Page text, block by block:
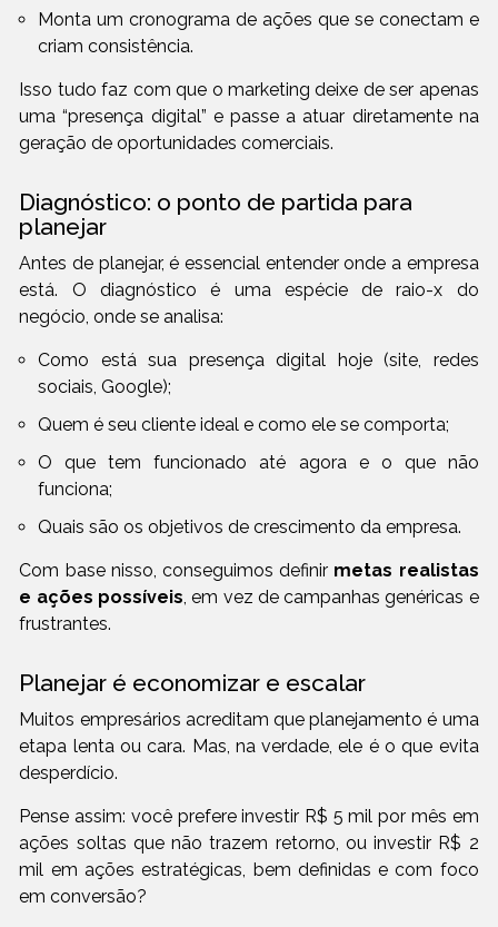
Monta um cronograma de ações que se conectam e
criam consistência.
Isso tudo faz com que o marketing deixe de ser apenas
uma “presença digital” e passe a atuar diretamente na
geração de oportunidades comerciais.
Diagnóstico: o ponto de partida para
planejar
Antes de planejar, é essencial entender onde a empresa
está. O diagnóstico é uma espécie de raio-x do
negócio, onde se analisa:
Como está sua presença digital hoje (site, redes
sociais, Google);
Quem é seu cliente ideal e como ele se comporta;
O que tem funcionado até agora e o que não
funciona;
Quais são os objetivos de crescimento da empresa.
Com base nisso, conseguimos definir metas realistas
e ações possíveis, em vez de campanhas genéricas e
frustrantes.
Planejar é economizar e escalar
Muitos empresários acreditam que planejamento é uma
etapa lenta ou cara. Mas, na verdade, ele é o que evita
desperdício.
Pense assim: você prefere investir R$ 5 mil por mês em
ações soltas que não trazem retorno, ou investir R$ 2
mil em ações estratégicas, bem definidas e com foco
em conversão?